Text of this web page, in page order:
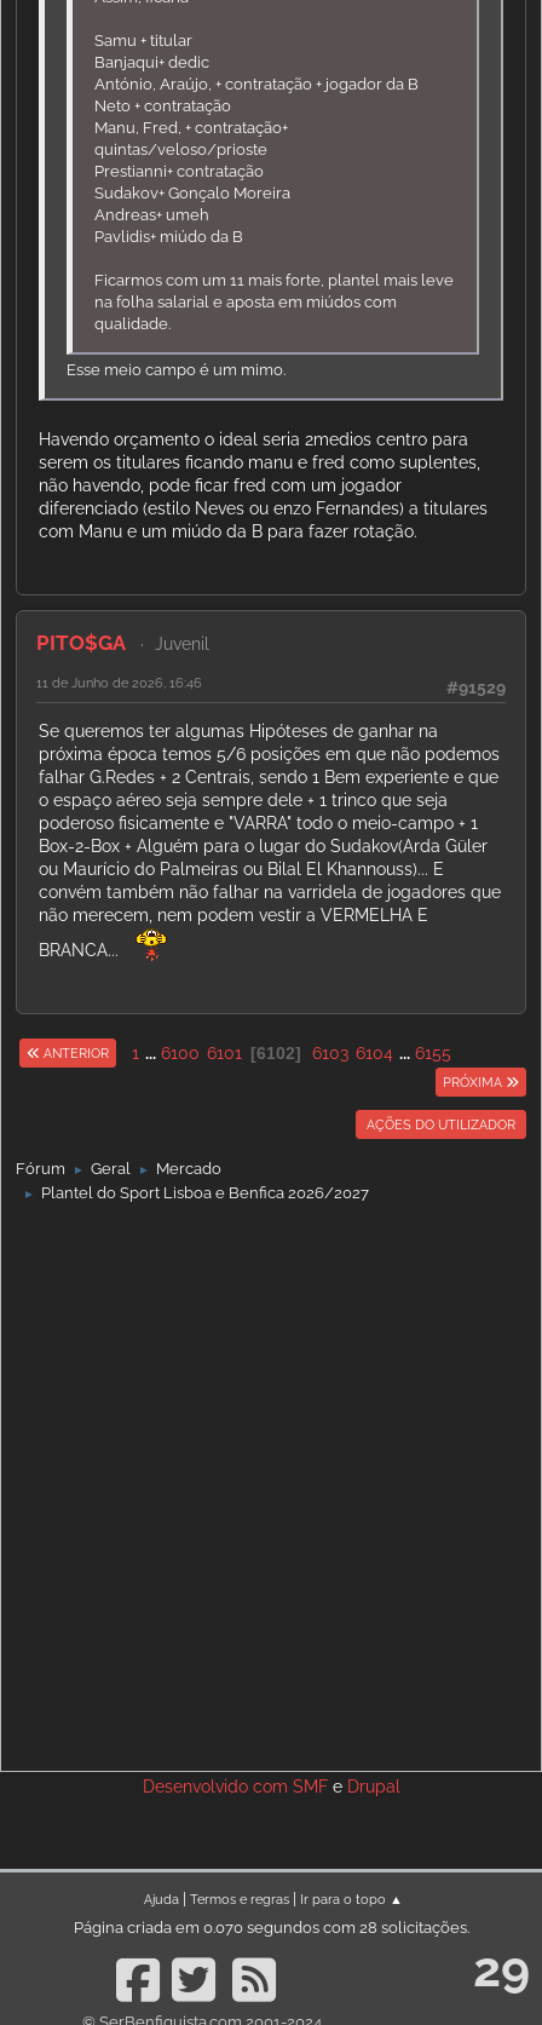
Samu + titular
Banjaqui+ dedic
António, Araújo, + contratação + jogador da B
Neto + contratação
Manu, Fred, + contratação+
quintas/veloso/prioste
Prestianni+ contratação
Sudakov+ Gonçalo Moreira
Andreas+ umeh
Pavlidis+ miúdo da B
Ficarmos com um 11 mais forte, plantel mais leve
na folha salarial e aposta em miúdos com
qualidade.
Esse meio campo é um mimo.
Havendo orçamento o ideal seria 2medios centro para
serem os titulares ficando manu e fred como suplentes,
não havendo, pode ficar fred com um jogador
diferenciado (estilo Neves ou enzo Fernandes) a titulares
com Manu e um miúdo da B para fazer rotação.
PITO$GA Juvenil
#91529
11 de Junho de 2026, 16:46
Se queremos ter algumas Hipóteses de ganhar na
próxima época temos 5/6 posições em que não podemos
falhar G.Redes + 2 Centrais, sendo 1 Bem experiente e que
o espaço aéreo seja sempre dele + 1 trinco que seja
poderoso fisicamente e "VARRA" todo o meio-campo + 1
Box-2-Box + Alguém para o lugar do Sudakov(Arda Güler
ou Maurício do Palmeiras ou Bilal El Khannouss)... E
convém também não falhar na varridela de jogadores que
não merecem, nem podem vestir a VERMELHA E
BRANCA...
ANTERIOR 1 ... 6100 6101 6102 6103 6104 ... 6155
PRÓXIMA
AÇÕES DO UTILIZADOR
Fórum ► Geral ► Mercado
► Plantel do Sport Lisboa e Benfica 2026/2027
Desenvolvido com SMFe Drupal
Ajuda| Termos e regras| Ir para o topo ▲
Página criada em 0.070 segundos com 28 solicitações.
29